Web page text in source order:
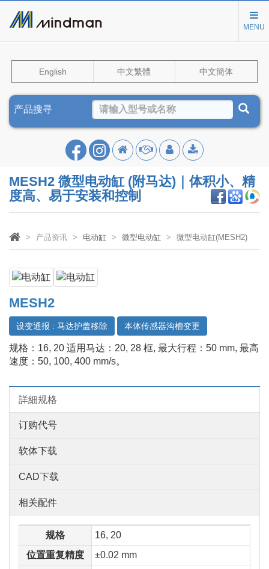
MENU
English 中文繁體 中文簡体
产品搜寻
MESH2 微型电动缸 (附马达)｜体积小、精
度高、易于安装和控制
产品资讯 电动缸 微型电动缸 微型电动缸(MESH2)
MESH2
设变通报 : 马达护盖移除 本体传感器沟槽变更
规格：16, 20 适用马达：20, 28 框, 最大行程：50 mm, 最高
速度：50, 100, 400 mm/s。
詳細规格
订购代号
软体下载
CAD下载
相关配件
规格
16, 20
位置重复精度
±0.02 mm